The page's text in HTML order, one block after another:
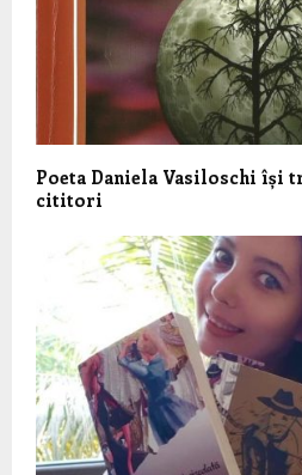
Poeta Daniela Vasiloschi își
cititori